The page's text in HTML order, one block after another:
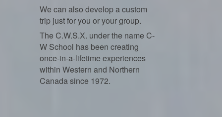
We can also develop a custom
trip just for you or your group.
The C.W.S.X. under the name C-
W School has been creating
once-in-a-lifetime experiences
within Western and Northern
Canada since 1972.